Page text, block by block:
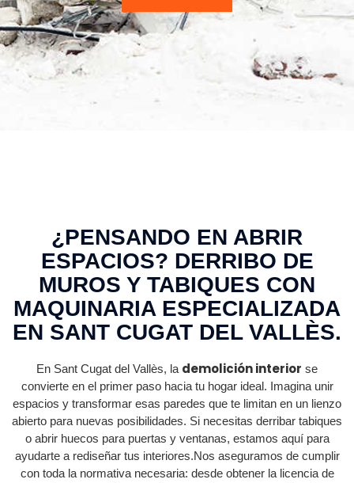
¿PENSANDO EN ABRIR
ESPACIOS? DERRIBO DE
MUROS Y TABIQUES CON
MAQUINARIA ESPECIALIZADA
EN SANT CUGAT DEL VALLÈS.
En Sant Cugat del Vallès, la demolición interior se
convierte en el primer paso hacia tu hogar ideal. Imagina unir
espacios y transformar esas paredes que te limitan en un lienzo
abierto para nuevas posibilidades. Si necesitas derribar tabiques
o abrir huecos para puertas y ventanas, estamos aquí para
ayudarte a rediseñar tus interiores.Nos aseguramos de cumplir
con toda la normativa necesaria: desde obtener la licencia de